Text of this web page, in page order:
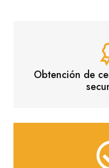
Obtención de